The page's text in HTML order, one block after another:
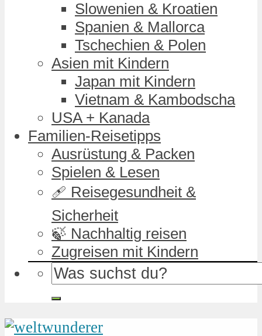
Slowenien & Kroatien
Spanien & Mallorca
Tschechien & Polen
Asien mit Kindern
Japan mit Kindern
Vietnam & Kambodscha
USA + Kanada
Familien-Reisetipps
Ausrüstung & Packen
Spielen & Lesen
🩹 Reisegesundheit &
Sicherheit
🍃 Nachhaltig reisen
Zugreisen mit Kindern